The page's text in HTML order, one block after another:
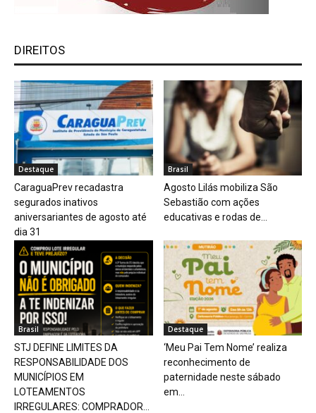
DIREITOS
Destaque
CaraguaPrev recadastra
segurados inativos
aniversariantes de agosto até
dia 31
Brasil
Agosto Lilás mobiliza São
Sebastião com ações
educativas e rodas de...
Brasil
STJ DEFINE LIMITES DA
RESPONSABILIDADE DOS
MUNICÍPIOS EM
LOTEAMENTOS
IRREGULARES: COMPRADOR...
Destaque
‘Meu Pai Tem Nome’ realiza
reconhecimento de
paternidade neste sábado
em...